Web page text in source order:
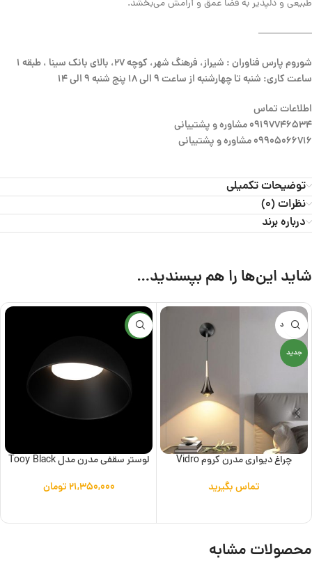
طبیعی و دلپذیر به فضا عمق و آرامش می‌بخشد.
—————–
شوروم پارس فناوران : شیراز، فرهنگ شهر، کوچه 27، بالای بانک سینا ، طبقه 1
ساعت کاری: شنبه تا چهارشنبه از ساعت 9 الی 18 پنج شنبه 9 الی 14
اطلاعات تماس
09197746534 مشاوره و پشتیبانی
09905066716 مشاوره و پشتیبانی
توضیحات تکمیلی
نظرات (0)
درباره برند
شاید این‌ها را هم بپسندید…
ناموجود
جدید
چراغ دیواری مدرن کروم Vidro
تماس بگیرید
جدید
لوستر سقفی مدرن مدل Tooy Black
۲۱,۳۵۰,۰۰۰تومان
محصولات مشابه